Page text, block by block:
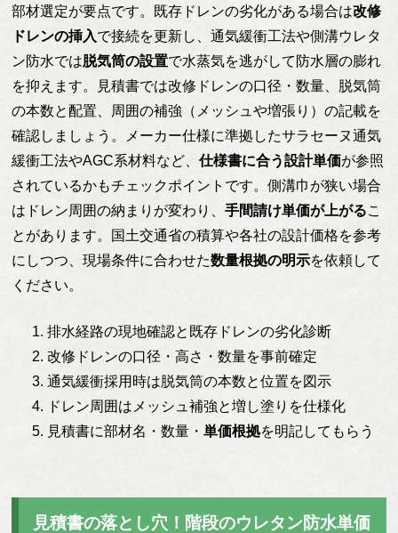
部材選定が要点です。既存ドレンの劣化がある場合は改修
ドレンの挿入で接続を更新し、通気緩衝工法や側溝ウレタ
ン防水では脱気筒の設置で水蒸気を逃がして防水層の膨れ
を抑えます。見積書では改修ドレンの口径・数量、脱気筒
の本数と配置、周囲の補強（メッシュや増張り）の記載を
確認しましょう。メーカー仕様に準拠したサラセーヌ通気
緩衝工法やAGC系材料など、仕様書に合う設計単価が参照
されているかもチェックポイントです。側溝巾が狭い場合
はドレン周囲の納まりが変わり、手間請け単価が上がるこ
とがあります。国土交通省の積算や各社の設計価格を参考
にしつつ、現場条件に合わせた数量根拠の明示を依頼して
ください。
排水経路の現地確認と既存ドレンの劣化診断
改修ドレンの口径・高さ・数量を事前確定
通気緩衝採用時は脱気筒の本数と位置を図示
ドレン周囲はメッシュ補強と増し塗りを仕様化
見積書に部材名・数量・単価根拠を明記してもらう
見積書の落とし穴！階段のウレタン防水単価